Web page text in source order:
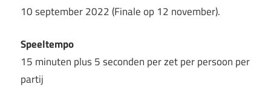
10 september 2022 (Finale op 12 november).
Speeltempo
15 minuten plus 5 seconden per zet per persoon per
partij